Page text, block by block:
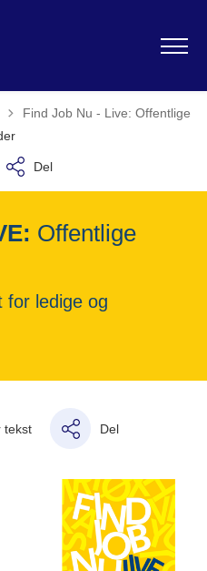
Tilbage til
Find Job Nu - Live: Offentlige
Del
Offentlige
for ledige og
tekst Del